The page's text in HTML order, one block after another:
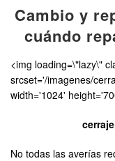
Cambio y
cuándo
<img loading=\"lazy\"
srcset='/imagenes/
width='1024'
No todas las averías